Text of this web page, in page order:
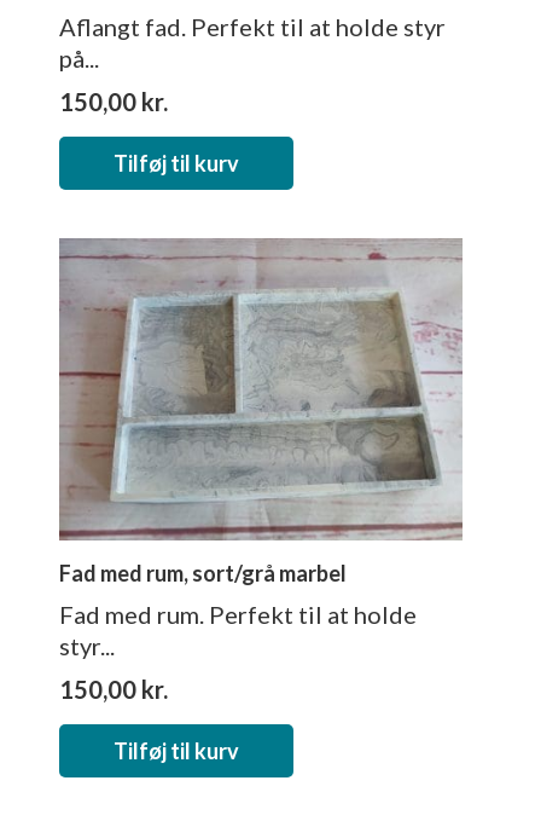
Aflangt fad. Perfekt til at holde styr
på...
150,00 kr.
Tilføj til kurv
Fad med rum, sort/grå marbel
Fad med rum. Perfekt til at holde
styr...
150,00 kr.
Tilføj til kurv